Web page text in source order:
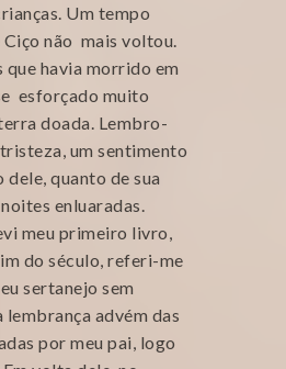
Um tempo
não mais voltou.
que havia morrido em
esforçado muito
doada. Lembro-
um sentimento
quanto de sua
enluaradas.
meu primeiro livro,
do século, referi-me
sertanejo sem
advém das
por meu pai, logo